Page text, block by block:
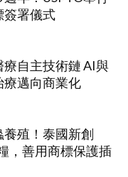
簽署儀式
自主技術鏈 AI與
邁向商業化
殖！泰國新創
，善用商標保護插